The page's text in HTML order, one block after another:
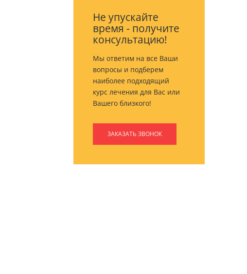
Не упускайте
время - получите
консультацию!
Мы ответим на все Ваши
вопросы и подберем
наиболее подходящий
курс лечения для Вас или
Вашего близкого!
ЗАКАЗАТЬ ЗВОНОК